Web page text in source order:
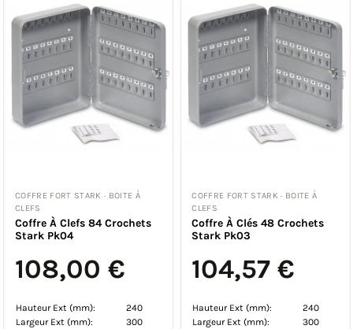
COFFRE FORT STARK · BOITE À
CLEFS
Coffre À Clefs 84 Crochets
Stark Pk04
108,00 €
Hauteur Ext (mm):
240
Largeur Ext (mm):
300
COFFRE FORT STARK · BOITE À
CLEFS
Coffre À Clés 48 Crochets
Stark Pk03
104,57 €
Hauteur Ext (mm):
240
Largeur Ext (mm):
300